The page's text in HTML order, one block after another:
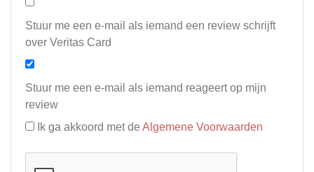
Stuur me een e-mail als iemand een review schrijft
over Veritas Card
Stuur me een e-mail als iemand reageert op mijn
review
Ik ga akkoord met de Algemene Voorwaarden